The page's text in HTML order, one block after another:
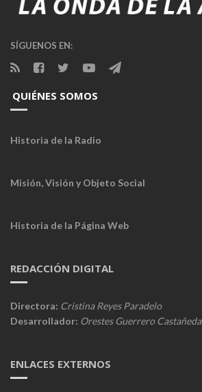
SÍGUENOS EN:
QUIÉNES SOMOS
Historia de la Radio
Misión, Visión y Objeto Social
Historia de la Página Web
REDACCIÓN DIGITAL
Directora: Cristina Reyes Paradelo
Desarrollador: Orestes Guerrero Castañeda
ENLACES EXTERNOS